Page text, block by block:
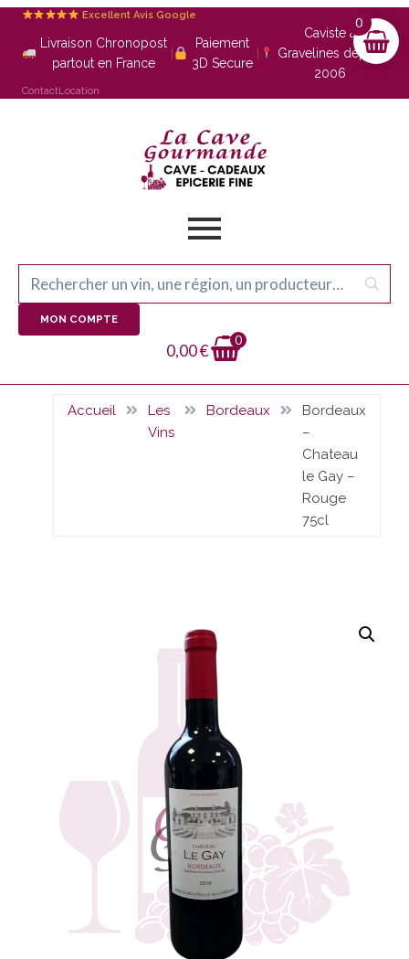
Excellent Avis Google
Livraison Chronopost
partout en France
Paiement
3D Secure
Caviste à
Gravelines depuis
2006
ContactLocation
MON COMPTE
0,00€
0
Accueil
Les
Vins
Bordeaux
Bordeaux
–
Chateau
le Gay –
Rouge
75cl
0